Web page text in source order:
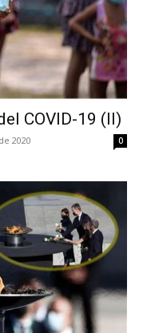
COVID-19 (II)
2020 0